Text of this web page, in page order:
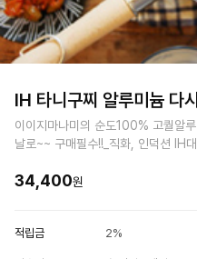
IH 타니구찌 알루미늄 다
이이지마나미의 순도100% 고퀄알
날로~~ 구매필수!!_직화, 인덕션 IH
34,400원
적립금 2%